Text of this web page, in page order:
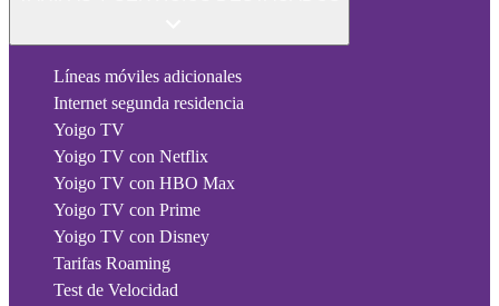
Líneas móviles adicionales
Internet segunda residencia
Yoigo TV
Yoigo TV con Netflix
Yoigo TV con HBO Max
Yoigo TV con Prime
Yoigo TV con Disney
Tarifas Roaming
Test de Velocidad